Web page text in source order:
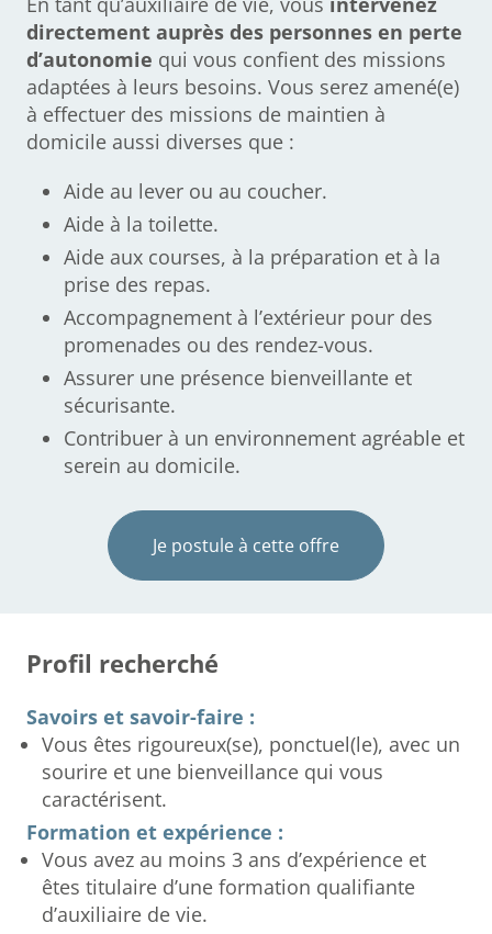
directement auprès des personnes en perte
d’autonomie qui vous confient des missions
adaptées à leurs besoins. Vous serez amené(e)
à effectuer des missions de maintien à
domicile aussi diverses que :
Aide au lever ou au coucher.
Aide à la toilette.
Aide aux courses, à la préparation et à la
prise des repas.
Accompagnement à l’extérieur pour des
promenades ou des rendez-vous.
Assurer une présence bienveillante et
sécurisante.
Contribuer à un environnement agréable et
serein au domicile.
Je postule à cette offre
Profil recherché
Savoirs et savoir-faire :
Vous êtes rigoureux(se), ponctuel(le), avec un
sourire et une bienveillance qui vous
caractérisent.
Formation et expérience :
Vous avez au moins 3 ans d’expérience et
êtes titulaire d’une formation qualifiante
d’auxiliaire de vie.